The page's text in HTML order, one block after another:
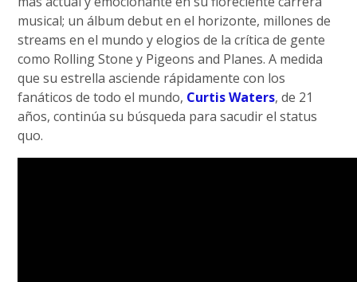
musical; un álbum debut en el horizonte, millones de
streams en el mundo y elogios de la crítica de gente
como Rolling Stone y Pigeons and Planes. A medida
que su estrella asciende rápidamente con los
fanáticos de todo el mundo, Curtis Waters, de 21
años, continúa su búsqueda para sacudir el status
quo.